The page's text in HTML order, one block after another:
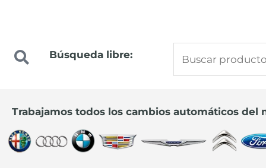
Precios especiales
91 644 44 22
Búsqueda libre:
Trabajamos todos los cambios automáticos del